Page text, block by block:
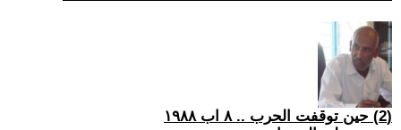
(2) حين توقفت الحرب .. ٨ اب ١٩٨٨